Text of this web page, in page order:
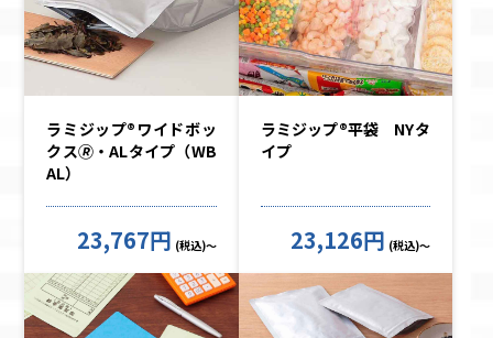
ラミジップ®ワイドボッ
クス🄬・ALタイプ（WB
AL）
23,767円 (税込)～
ラミジップ®平袋 NYタ
イプ
23,126円 (税込)～